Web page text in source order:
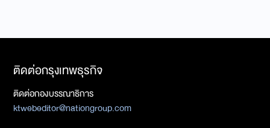
ติดต่อกรุงเทพธุรกิจ
ติดต่อกองบรรณาธิการ
ktwebeditor@nationgroup.com